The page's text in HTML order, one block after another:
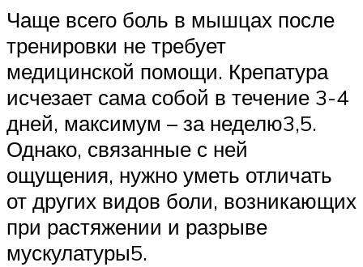
Чаще всего боль в мышцах после
тренировки не требует
медицинской помощи. Крепатура
исчезает сама собой в течение 3-4
дней, максимум – за неделю3,5.
Однако, связанные с ней
ощущения, нужно уметь отличать
от других видов боли, возникающих
при растяжении и разрыве
мускулатуры5.